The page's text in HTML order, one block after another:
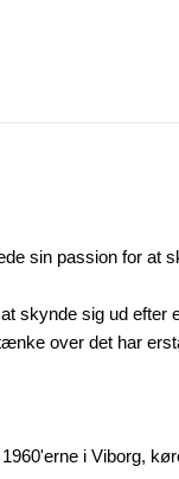
sin passion for at
skynde sig ud efter
over det har
i Viborg,